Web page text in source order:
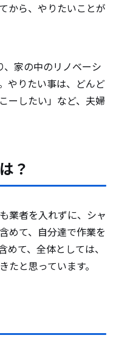
から、やりたいことが
家の中のリノベーシ
やりたい事は、どんど
ーしたい」など、夫婦
？
業者を入れずに、シャ
めて、自分達で作業を
めて、全体としては、
と思っています。